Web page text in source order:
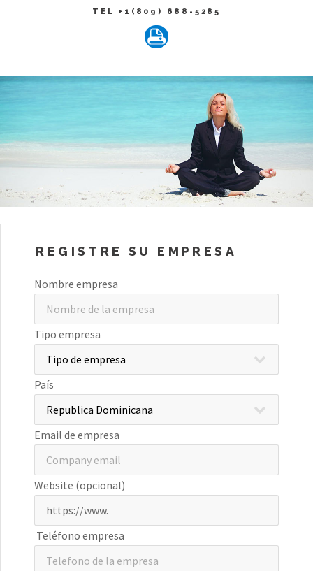
TEL +1(809) 688-5285
REGISTRE SU EMPRESA
Nombre empresa
Tipo empresa
País
Email de empresa
Website (opcional)
Teléfono empresa